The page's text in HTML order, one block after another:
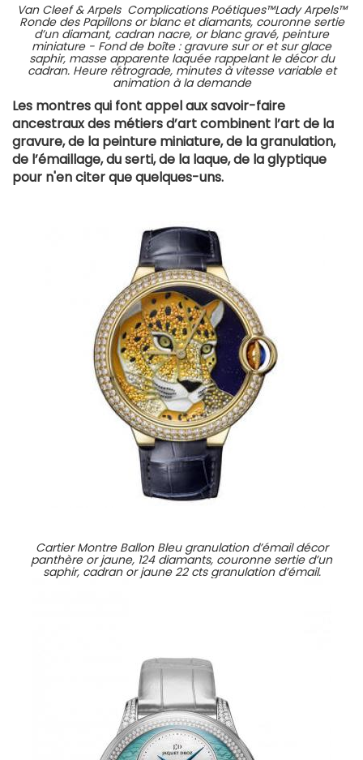
Van Cleef & Arpels Complications Poétiques™Lady Arpels™
Ronde des Papillons or blanc et diamants, couronne sertie
d’un diamant, cadran nacre, or blanc gravé, peinture
miniature - Fond de boîte : gravure sur or et sur glace
saphir, masse apparente laquée rappelant le décor du
cadran. Heure rétrograde, minutes à vitesse variable et
animation à la demande
Les montres qui font appel aux savoir-faire
ancestraux des métiers d’art combinent l’art de la
gravure, de la peinture miniature, de la granulation,
de l’émaillage, du serti, de la laque, de la glyptique
pour n'en citer que quelques-uns.
Cartier Montre Ballon Bleu granulation d’émail décor
panthère or jaune, 124 diamants, couronne sertie d’un
saphir, cadran or jaune 22 cts granulation d’émail.